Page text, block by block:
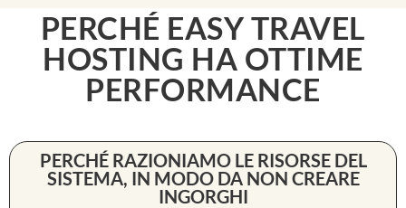
PERCHÉ EASY TRAVEL
HOSTING HA OTTIME
PERFORMANCE
PERCHÉ RAZIONIAMO LE RISORSE DEL
SISTEMA, IN MODO DA NON CREARE
INGORGHI